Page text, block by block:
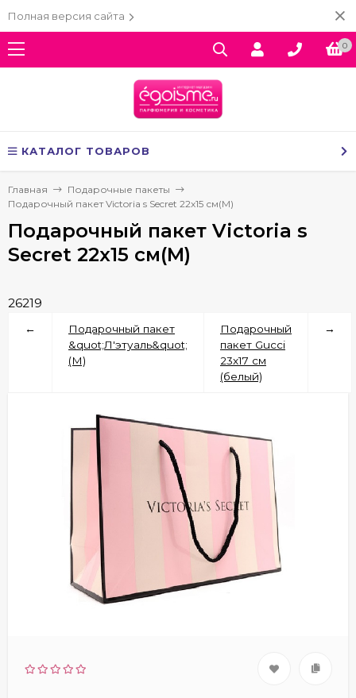
Полная версия сайта
0
КАТАЛОГ ТОВАРОВ
Главная
Подарочные пакеты
Подарочный пакет Victoria s Secret 22x15 см(M)
Подарочный пакет Victoria s
Secret 22x15 см(M)
26219
←
Подарочный пакет
&quot;Л'этуаль&quot;
(М)
Подарочный
пакет Gucci
23x17 см
(белый)
→